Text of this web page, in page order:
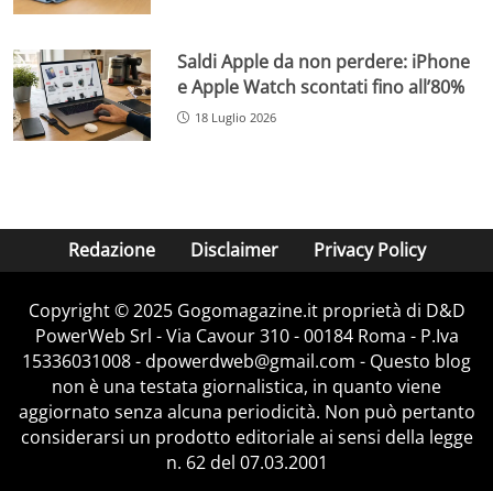
Saldi Apple da non perdere: iPhone
e Apple Watch scontati fino all’80%
18 Luglio 2026
Redazione Disclaimer Privacy Policy
Copyright © 2025 Gogomagazine.it proprietà di D&D
PowerWeb Srl - Via Cavour 310 - 00184 Roma - P.Iva
15336031008 - dpowerdweb@gmail.com - Questo blog
non è una testata giornalistica, in quanto viene
aggiornato senza alcuna periodicità. Non può pertanto
considerarsi un prodotto editoriale ai sensi della legge
n. 62 del 07.03.2001